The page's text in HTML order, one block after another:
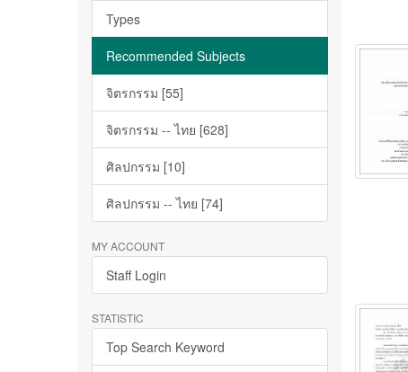
Types
Recommended Subjects
จิตรกรรม [55]
จิตรกรรม -- ไทย [628]
ศิลปกรรม [10]
ศิลปกรรม -- ไทย [74]
MY ACCOUNT
Staff Login
STATISTIC
Top Search Keyword